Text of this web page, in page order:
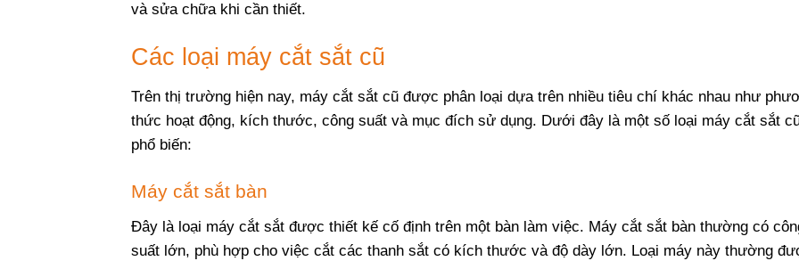
và sửa chữa khi cần thiết.
Các loại máy cắt sắt cũ
Trên thị trường hiện nay, máy cắt sắt cũ được phân loại dựa trên nhiều tiêu chí khác nhau như
thức hoạt động, kích thước, công suất và mục đích sử dụng. Dưới đây là một số loại máy cắt sắt
phổ biến:
Máy cắt sắt bàn
Đây là loại máy cắt sắt được thiết kế cố định trên một bàn làm việc. Máy cắt sắt bàn thường có
suất lớn, phù hợp cho việc cắt các thanh sắt có kích thước và độ dày lớn. Loại máy này thường